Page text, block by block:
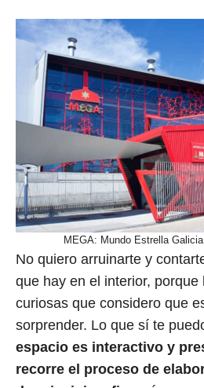
MEGA: Mundo Estrella
No quiero arruinarte y
que hay en el interior, porque
curiosas que considero que
sorprender. Lo que sí te
espacio es interactivo y
recorre el proceso de